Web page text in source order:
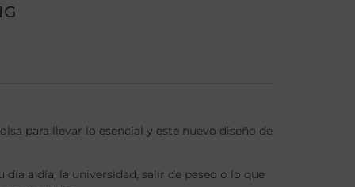
para llevar lo esencial y este nuevo diseño de
a día, la universidad, salir de paseo o lo que